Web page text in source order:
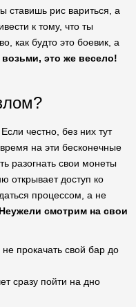
ставишь рис вариться, а
к тому, что ты
как будто это боевик, а
возьми, это же весело!
честно, без них тут
на эти бесконечные
разогнать свои монеты
открывает доступ ко
процессом, а не
Неужели смотрим на свои
прокачать свой бар до
сразу пойти на дно